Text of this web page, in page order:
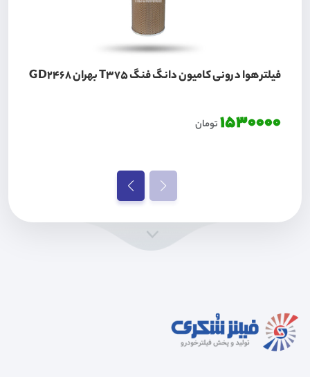
فیلتر هوا درونی کامیون دانگ فنگ T375 بهران GD2468
1530000تومان